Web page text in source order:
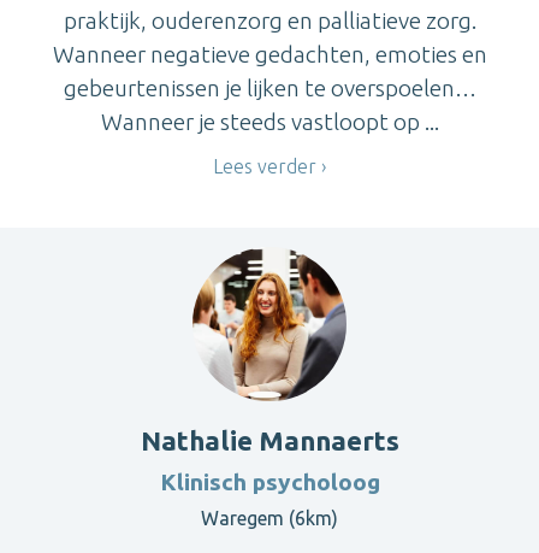
praktijk, ouderenzorg en palliatieve zorg.
Wanneer negatieve gedachten, emoties en
gebeurtenissen je lijken te overspoelen…
Wanneer je steeds vastloopt op ...
Lees verder
Nathalie Mannaerts
Klinisch psycholoog
Waregem (6km)